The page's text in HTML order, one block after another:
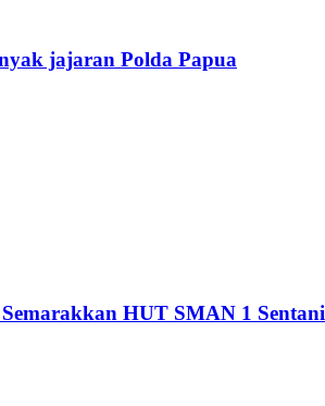
jajaran Polda Papua
HUT SMAN 1 Sentani